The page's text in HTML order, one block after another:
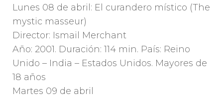
Lunes 08 de abril: El curandero místico (The
mystic masseur)
Director: Ismail Merchant
Año: 2001. Duración: 114 min. País: Reino
Unido – India – Estados Unidos. Mayores de
18 años
Martes 09 de abril